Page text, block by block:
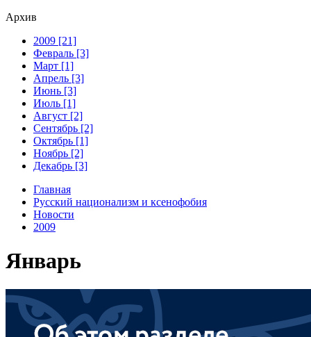
Архив
2009 [21]
Февраль [3]
Март [1]
Апрель [3]
Июнь [3]
Июль [1]
Август [2]
Сентябрь [2]
Октябрь [1]
Ноябрь [2]
Декабрь [3]
Главная
Русский национализм и ксенофобия
Новости
2009
Январь